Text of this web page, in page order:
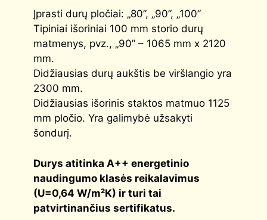
Įprasti durų pločiai: „80”, „90”, „100”
Tipiniai išoriniai 100 mm storio durų
matmenys, pvz., „90” – 1065 mm x 2120
mm.
Didžiausias durų aukštis be viršlangio yra
2300 mm.
Didžiausias išorinis staktos matmuo 1125
mm pločio. Yra galimybė užsakyti
šondurį.
Durys atitinka A++ energetinio
naudingumo klasės reikalavimus
(U=0,64 W/m²K) ir turi tai
patvirtinančius sertifikatus.